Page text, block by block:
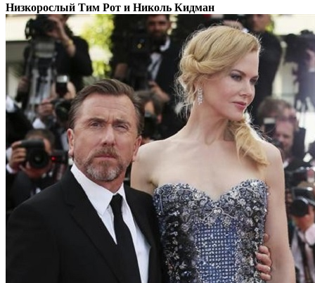
Низкорослый Тим Рот и Николь Кидман